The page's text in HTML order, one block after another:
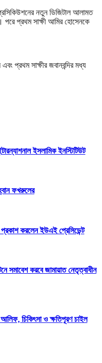
নতুন ডিজিটাল আলামত
প্রথম সাক্ষী আমির হোসেনকে
প্রথম সাক্ষীর জবানবন্দির মধ্য
ইসলামিক ইনস্টিটিউট
ফখরুলের
করলেন ইউএই প্রেসিডেন্ট
সমাবেশ করবে জামায়াত নেতৃত্বাধীন
আলিফ, চিকিৎসা ও ক্ষতিপূরণ চাইল